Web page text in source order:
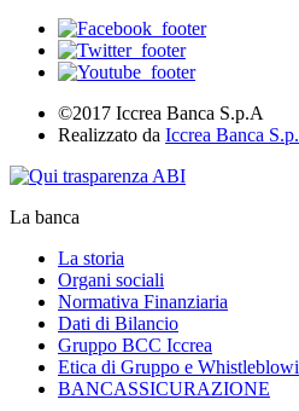
©2017 Iccrea Banca S.p.A
Realizzato da Iccrea Banca
La banca
La storia
Organi sociali
Normativa Finanziaria
Dati di Bilancio
Gruppo BCC Iccrea
Etica di Gruppo e
BANCASSICURAZIONE